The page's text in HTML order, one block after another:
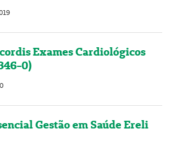
Exames Cardiológicos
0)
Gestão em Saúde Ereli